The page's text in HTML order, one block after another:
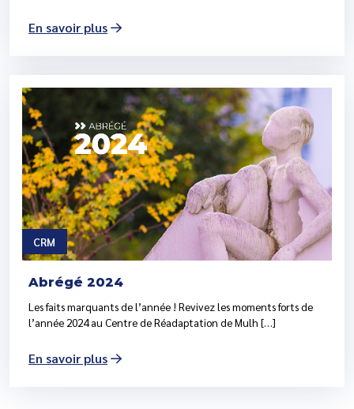
En savoir plus
CRM
Abrégé 2024
Les faits marquants de l’année ! Revivez les moments forts de
l’année 2024 au Centre de Réadaptation de Mulh […]
En savoir plus